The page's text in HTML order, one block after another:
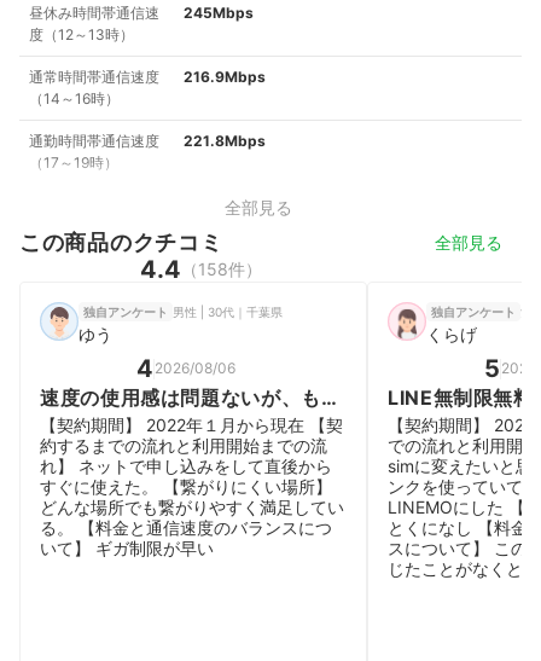
昼休み時間帯通信速
度（12～13時）
245Mbps
通常時間帯通信速度
（14～16時）
216.9Mbps
通勤時間帯通信速度
（17～19時）
221.8Mbps
全部見る
この商品のクチコミ 全部見る
4.4 （158件）
独自アンケート 男性 | 30代｜千葉県
ゆう
4 2026/08/06
速度の使用感は問題ないが、もう
少し安く使えるとうれしい
【契約期間】 2022年１月から現在 【契
約するまでの流れと利用開始までの流
れ】 ネットで申し込みをして直後から
すぐに使えた。 【繋がりにくい場所】
どんな場所でも繋がりやすく満足してい
る。 【料金と通信速度のバランスにつ
いて】 ギガ制限が早い
独自アンケート 女
くらげ
5
LINE無制限無
用可能
【契約期間】
での流れと利用開
simに変えたいと思
ンクを使っていて
LINEMOにした 【
とくになし 【料金
スについて】 この
じたことがなくと